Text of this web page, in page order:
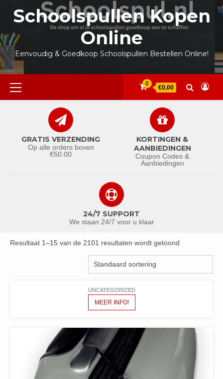
inhoud
Schoolspullen Kopen
Online
Eenvoudig & Goedkoop Schoolspullen Bestellen Online!
Primair
menu
0
€0,00
GRATIS VERZENDING
Op alle orders boven
€50.00
KORTINGEN &
AANBIEDINGEN
Coupon Codes &
Aanbiedingen
24/7 SUPPORT
We staan 24/7 voor u klaar
Resultaat 1–15 van de 2101 resultaten wordt getoond
UNCATEGORIZED
MEER INFO!